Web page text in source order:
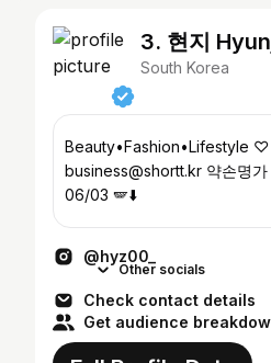
3. 현지
South Korea
Beauty•Fashion•Lifestyle ♡
business@shortt.kr 약손명
06/03 🪽⬇️
@hyz00_
Other socials
Check contact details
Get audience